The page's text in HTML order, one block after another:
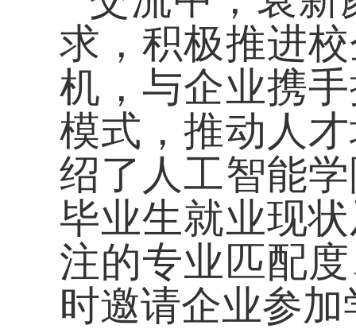
求，积极推进
机，与企业携
模式，推动人
绍了 人工智能
毕业生就业现
注的专业匹配
时邀请企业参